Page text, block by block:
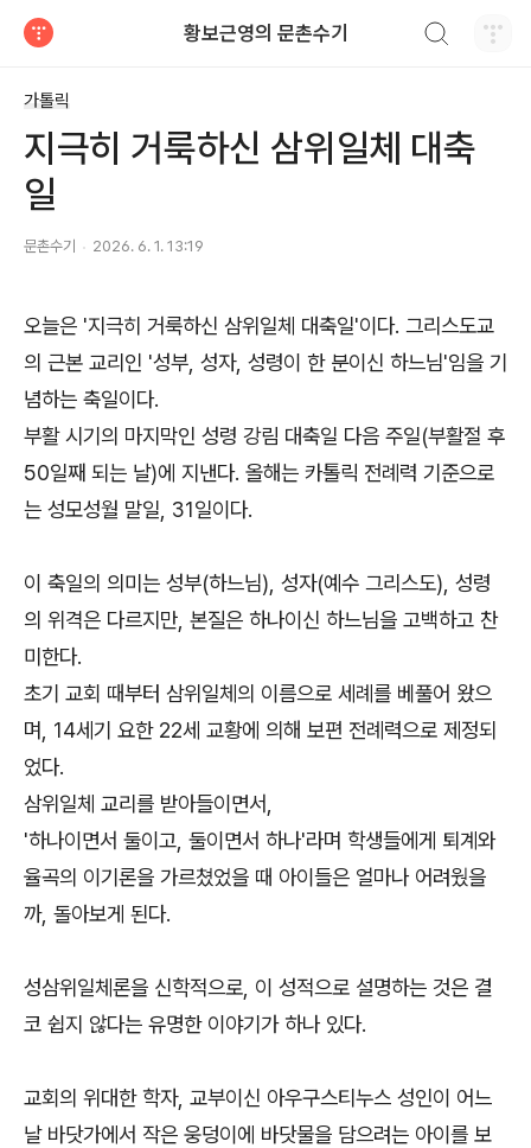
황보근영의 문촌수기
가톨릭
지극히 거룩하신 삼위일체 대축
일
문촌수기 2026. 6. 1. 13:19
오늘은 '지극히 거룩하신 삼위일체 대축일'이다. 그리스도교
의 근본 교리인 '성부, 성자, 성령이 한 분이신 하느님'임을 기
념하는 축일이다.
부활 시기의 마지막인 성령 강림 대축일 다음 주일(부활절 후
50일째 되는 날)에 지낸다. 올해는 카톨릭 전례력 기준으로
는 성모성월 말일, 31일이다.
이 축일의 의미는 성부(하느님), 성자(예수 그리스도), 성령
의 위격은 다르지만, 본질은 하나이신 하느님을 고백하고 찬
미한다.
초기 교회 때부터 삼위일체의 이름으로 세례를 베풀어 왔으
며, 14세기 요한 22세 교황에 의해 보편 전례력으로 제정되
었다.
삼위일체 교리를 받아들이면서,
'하나이면서 둘이고, 둘이면서 하나'라며 학생들에게 퇴계와
율곡의 이기론을 가르쳤었을 때 아이들은 얼마나 어려웠을
까, 돌아보게 된다.
성삼위일체론을 신학적으로, 이 성적으로 설명하는 것은 결
코 쉽지 않다는 유명한 이야기가 하나 있다.
교회의 위대한 학자, 교부이신 아우구스티누스 성인이 어느
날 바닷가에서 작은 웅덩이에 바닷물을 담으려는 아이를 보